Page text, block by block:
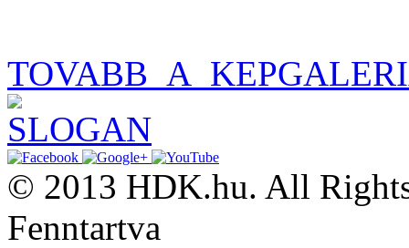
© 2013 HDK.hu. All
Fenntartva